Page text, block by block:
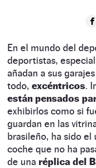
En el mundo del
deportistas,
añadan a sus garajes
todo, excéntricos.
están pensados
exhibirlos como si
guardan en las
brasileño, ha sido
coche que no ha
de una réplica del